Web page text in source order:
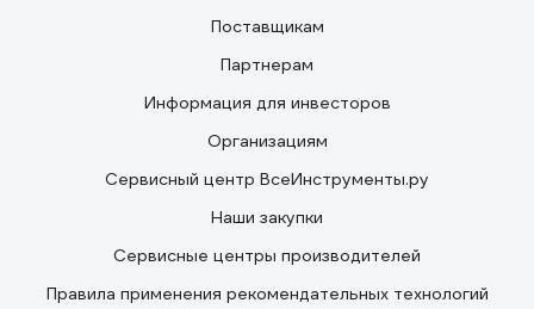
Поставщикам
Партнерам
Информация для инвесторов
Организациям
Сервисный центр ВсеИнструменты.ру
Наши закупки
Сервисные центры производителей
Правила применения рекомендательных технологий